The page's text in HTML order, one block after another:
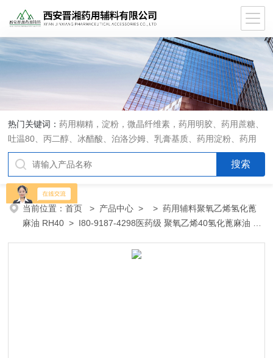
热门关键词：药用糊精，淀粉，微晶纤维素，药用明胶、药用蔗糖、
吐温80、丙二醇、冰醋酸、泊洛沙姆、乳膏基质、药用淀粉、药用
糊精、硬脂酸镁、聚丙烯酸树脂系列、羧甲基淀粉钠、羧甲基纤维素
钠、可溶性淀粉、甘露醇、羟丙纤维素、羟丙基甲基纤维素、乳糖、
交联聚维酮、交联羧甲基纤维素钠、聚乙二醇（PEG）系列、二氧化
硅、聚乙烯吡咯烷酮、十八醇、十六醇、预交化淀粉、微晶纤维素、
甲基纤维素、乙基纤维素，三氯蔗糖，麝香草酚，药用蜂蜜，
当前位置：首页 > 产品中心 > >药用辅料聚氧乙烯氢化蓖
麻油 RH40 > I80-9187-4298医药级 聚氧乙烯40氢化蓖麻油 药